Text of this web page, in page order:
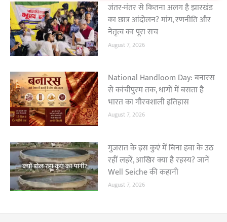
जंतर-मंतर से कितना अलग है झारखंड
का छात्र आंदोलन? मांग, रणनीति और
नेतृत्व का पूरा सच
August 7, 2026
National Handloom Day: बनारस
से कांचीपुरम तक, धागों में बसता है
भारत का गौरवशाली इतिहास
August 7, 2026
गुजरात के इस कुएं में बिना हवा के उठ
रहीं लहरें, आखिर क्या है रहस्य? जानें
Well Seiche की कहानी
August 7, 2026